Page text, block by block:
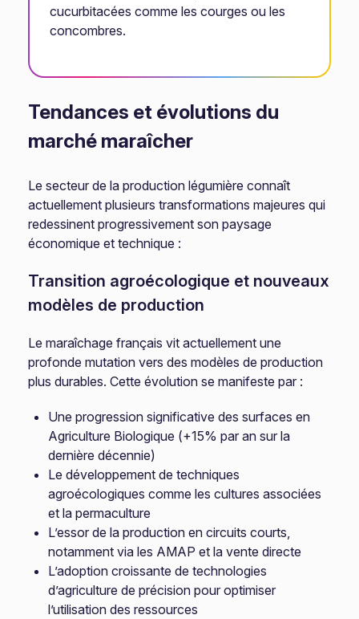
cucurbitacées comme les courges ou les
concombres.
Tendances et évolutions du
marché maraîcher
Le secteur de la production légumière connaît
actuellement plusieurs transformations majeures qui
redessinent progressivement son paysage
économique et technique :
Transition agroécologique et nouveaux
modèles de production
Le maraîchage français vit actuellement une
profonde mutation vers des modèles de production
plus durables. Cette évolution se manifeste par :
Une progression significative des surfaces en
Agriculture Biologique (+15% par an sur la
dernière décennie)
Le développement de techniques
agroécologiques comme les cultures associées
et la permaculture
L’essor de la production en circuits courts,
notamment via les AMAP et la vente directe
L’adoption croissante de technologies
d’agriculture de précision pour optimiser
l’utilisation des ressources